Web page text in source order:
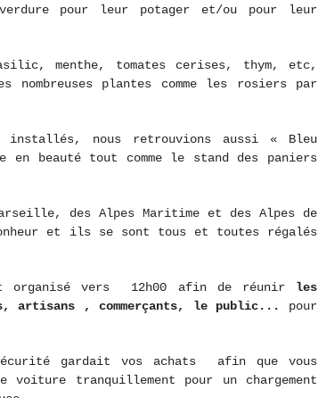
pour leur potager et/ou pour leur
menthe, tomates cerises, thym, etc,
plantes comme les rosiers par
nous retrouvions aussi « Bleu
en beauté tout comme le stand des paniers
des Alpes Maritime et des Alpes de
et ils se sont tous et toutes régalés
vers 12h00 afin de réunir les
artisans , commerçants, le public... pour
gardait vos achats afin que vous
voiture tranquillement pour un chargement